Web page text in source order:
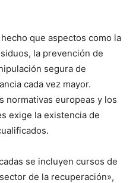
que aspectos como la
la prevención de
segura de
cada vez mayor.
normativas europeas y los
exige la existencia de
se incluyen cursos de
de la recuperación»,